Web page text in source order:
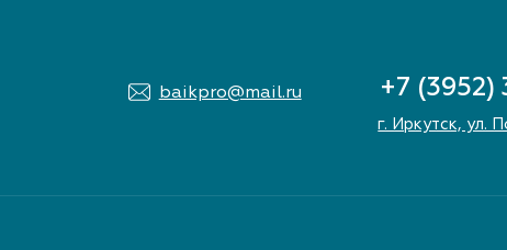
baikpro@mail.ru +7 (3952)
г. Иркутск, ул.